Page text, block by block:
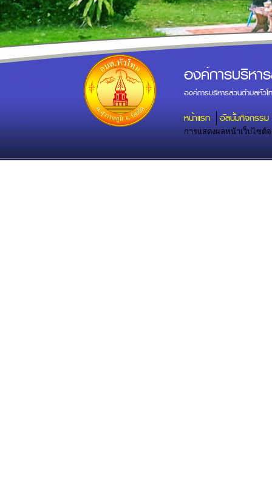
องค์การบริหา
องค์การบริหารส่วนตำบลหัว
หน้าแรก อัลบั้มกิจกรรม
การแสดงผลหน้าเว็บไซต์